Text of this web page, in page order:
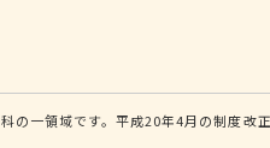
一領域です。平成20年4月の制度改